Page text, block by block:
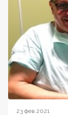
23 фев 2021